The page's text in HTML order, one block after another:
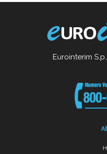
Eurointerim